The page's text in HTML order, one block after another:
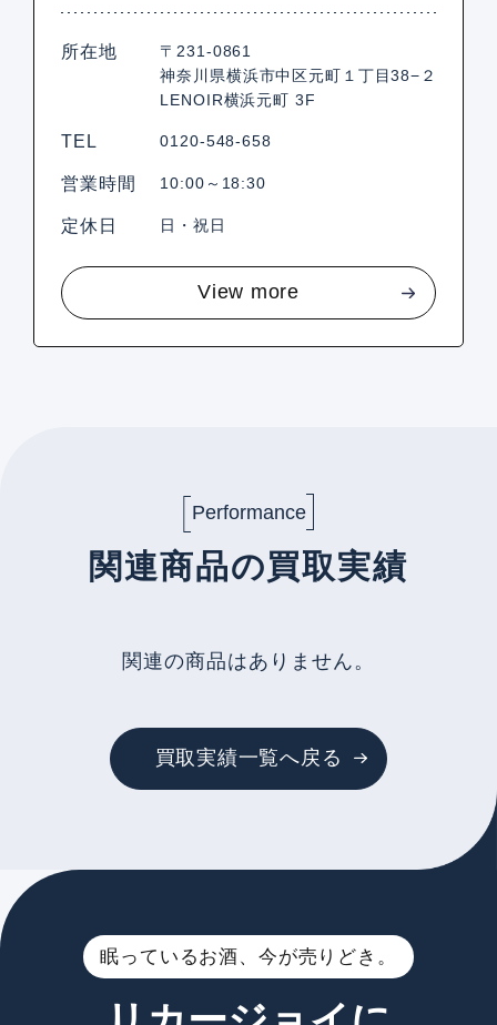
所在地
〒231-0861
神奈川県横浜市中区元町１丁目38−２
LENOIR横浜元町 3F
TEL 0120-548-658
営業時間 10:00～18:30
定休日 日・祝日
View more
Performance
関連商品の買取実績
関連の商品はありません。
買取実績一覧へ戻る
眠っているお酒、今が売りどき。